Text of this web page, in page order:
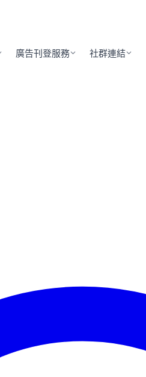
廣告刊登服務 社群連結